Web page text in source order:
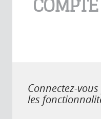
Connectez-
les